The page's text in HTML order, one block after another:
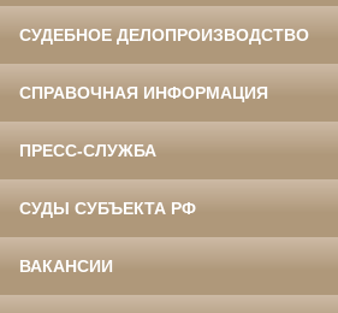
СУДЕБНОЕ ДЕЛОПРОИЗВОДСТВО
СПРАВОЧНАЯ ИНФОРМАЦИЯ
ПРЕСС-СЛУЖБА
СУДЫ СУБЪЕКТА РФ
ВАКАНСИИ